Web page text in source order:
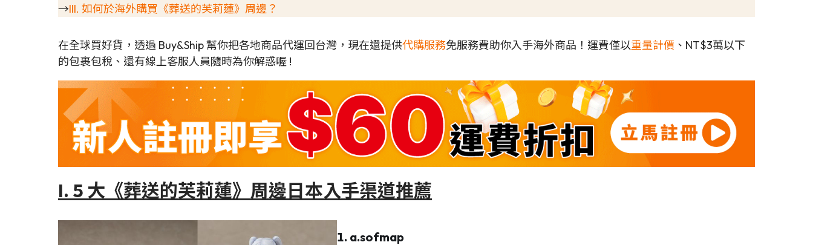
→III. 如何於海外購買《葬送的芙莉蓮》周邊？
在全球買好貨，透過 Buy&Ship 幫你把各地商品代運回台灣，現在還提供代購服務免服務費助你入手海外商品！運費僅以重量計價 、NT$3萬以下
的包裹包稅、還有線上客服人員隨時為你解惑喔 !
I. 5 大《葬送的芙莉蓮》周邊日本入手渠道推薦
1. a.sofmap